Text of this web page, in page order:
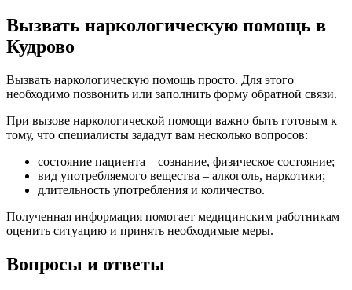
Вызвать наркологическую помощь в
Кудрово
Вызвать наркологическую помощь просто. Для этого
необходимо позвонить или заполнить форму обратной связи.
При вызове наркологической помощи важно быть готовым к
тому, что специалисты зададут вам несколько вопросов:
состояние пациента – сознание, физическое состояние;
вид употребляемого вещества – алкоголь, наркотики;
длительность употребления и количество.
Полученная информация помогает медицинским работникам
оценить ситуацию и принять необходимые меры.
Вопросы и ответы